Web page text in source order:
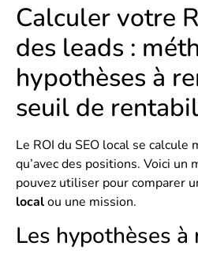
Calculer votre
des leads :
hypothèses à
seuil de
Le ROI du SEO local se calcule
qu’avec des positions. Voici un
pouvez utiliser pour comparer
localou une mission.
Les hypothèses